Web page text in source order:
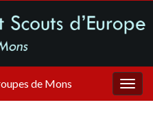
de Mons